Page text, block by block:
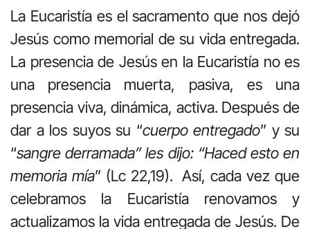
La Eucaristía es el sacramento que nos dejó
Jesús como memorial de su vida entregada.
La presencia de Jesús en la Eucaristía no es
una presencia muerta, pasiva, es una
presencia viva, dinámica, activa. Después de
dar a los suyos su “cuerpo entregado” y su
“sangre derramada” les dijo: “Haced esto en
memoria mía” (Lc 22,19). Así, cada vez que
celebramos la Eucaristía renovamos y
actualizamos la vida entregada de Jesús. De